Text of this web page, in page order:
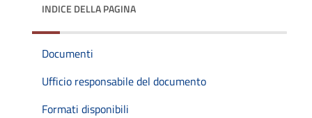
INDICE DELLA PAGINA
Documenti
Ufficio responsabile del documento
Formati disponibili